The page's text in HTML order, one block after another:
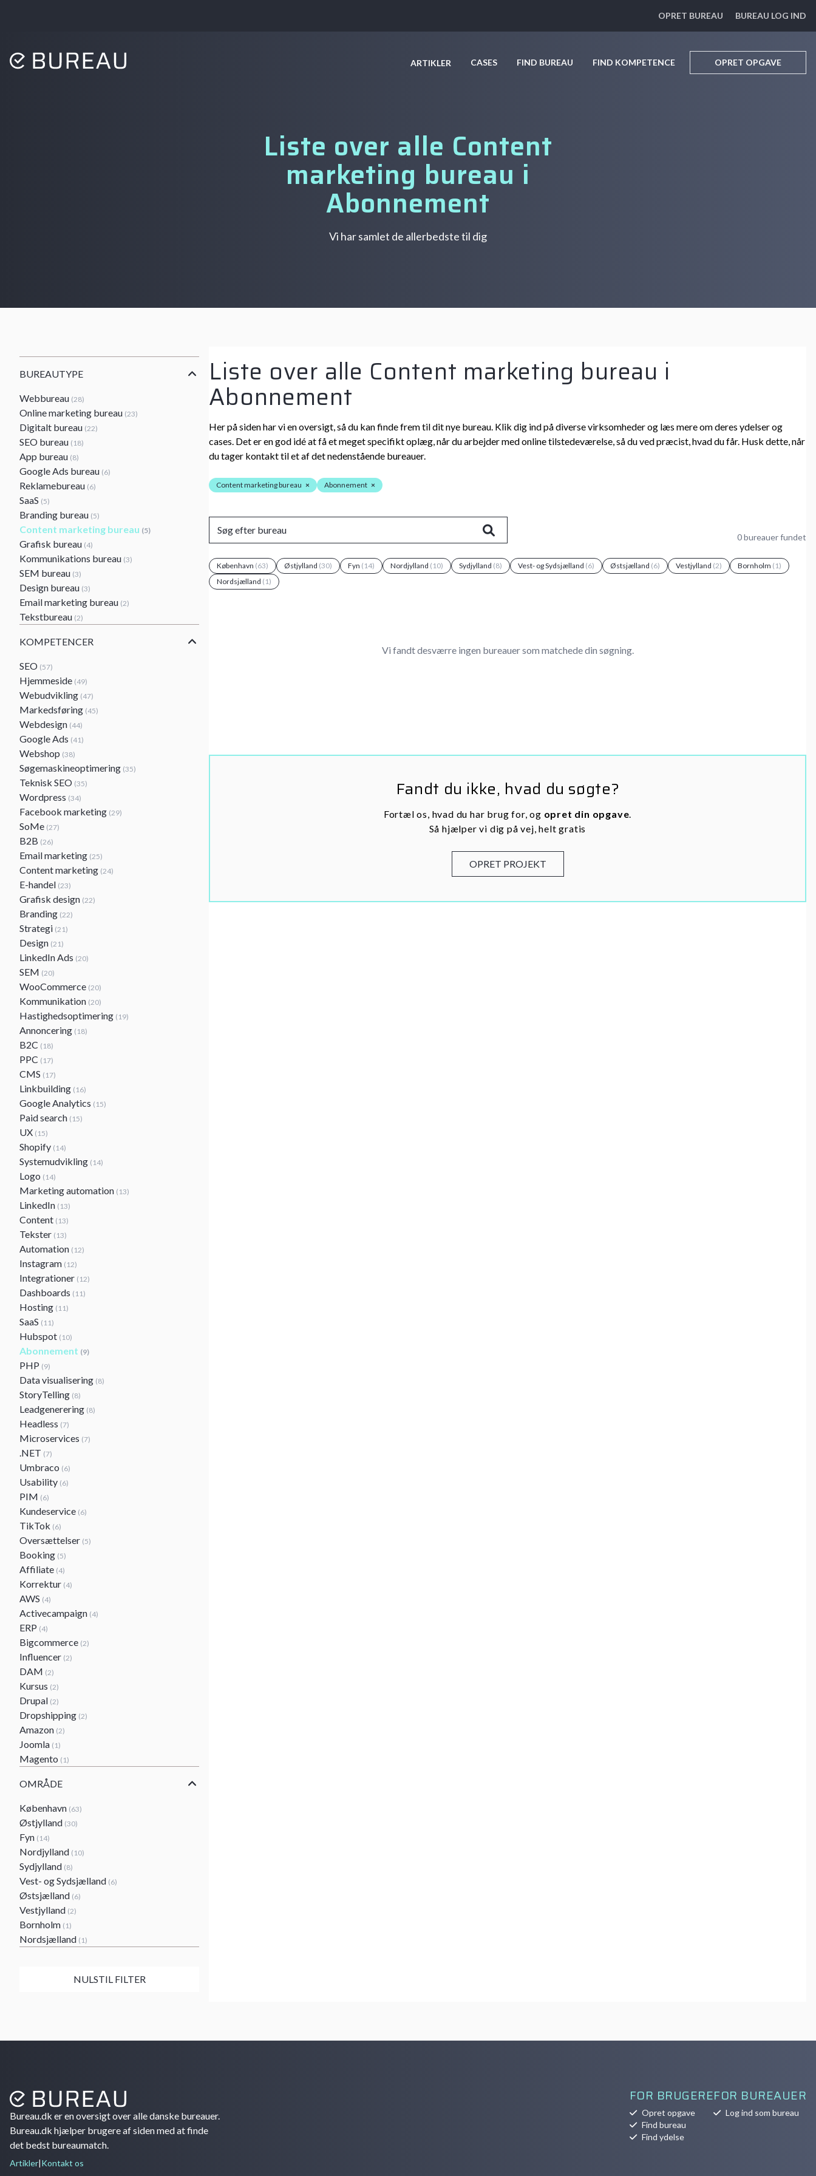
OPRET BUREAU BUREAU LOG IND
ARTIKLER CASES FIND BUREAU FIND KOMPETENCE OPRET OPGAVE
Liste over alle Content
marketing bureau i
Abonnement
Vi har samlet de allerbedste til dig
BUREAUTYPE
Webbureau (28)
Online marketing bureau (23)
Digitalt bureau (22)
SEO bureau (18)
App bureau (8)
Google Ads bureau (6)
Reklamebureau (6)
SaaS (5)
Branding bureau (5)
Content marketing bureau (5)
Grafisk bureau (4)
Kommunikations bureau (3)
SEM bureau (3)
Design bureau (3)
Email marketing bureau (2)
Tekstbureau (2)
KOMPETENCER
SEO (57)
Hjemmeside (49)
Webudvikling (47)
Markedsføring (45)
Webdesign (44)
Google Ads (41)
Webshop (38)
Søgemaskineoptimering (35)
Teknisk SEO (35)
Wordpress (34)
Facebook marketing (29)
SoMe (27)
B2B (26)
Email marketing (25)
Content marketing (24)
E-handel (23)
Grafisk design (22)
Branding (22)
Strategi (21)
Design (21)
LinkedIn Ads (20)
SEM (20)
WooCommerce (20)
Kommunikation (20)
Hastighedsoptimering (19)
Annoncering (18)
B2C (18)
PPC (17)
CMS (17)
Linkbuilding (16)
Google Analytics (15)
Paid search (15)
UX (15)
Shopify (14)
Systemudvikling (14)
Logo (14)
Marketing automation (13)
LinkedIn (13)
Content (13)
Tekster (13)
Automation (12)
Instagram (12)
Integrationer (12)
Dashboards (11)
Hosting (11)
SaaS (11)
Hubspot (10)
Abonnement (9)
PHP (9)
Data visualisering (8)
StoryTelling (8)
Leadgenerering (8)
Headless (7)
Microservices (7)
.NET (7)
Umbraco (6)
Usability (6)
PIM (6)
Kundeservice (6)
TikTok (6)
Oversættelser (5)
Booking (5)
Affiliate (4)
Korrektur (4)
AWS (4)
Activecampaign (4)
ERP (4)
Bigcommerce (2)
Influencer (2)
DAM (2)
Kursus (2)
Drupal (2)
Dropshipping (2)
Amazon (2)
Joomla (1)
Magento (1)
OMRÅDE
København (63)
Østjylland (30)
Fyn (14)
Nordjylland (10)
Sydjylland (8)
Vest- og Sydsjælland (6)
Østsjælland (6)
Vestjylland (2)
Bornholm (1)
Nordsjælland (1)
NULSTIL FILTER
Liste over alle Content marketing bureau i
Abonnement
Her på siden har vi en oversigt, så du kan finde frem til dit nye bureau. Klik dig ind på diverse virksomheder og læs mere om deres ydelser og
cases. Det er en god idé at få et meget specifikt oplæg, når du arbejder med online tilstedeværelse, så du ved præcist, hvad du får. Husk dette, når
du tager kontakt til et af det nedenstående bureauer.
Content marketing bureau × Abonnement ×
0 bureauer fundet
København (63) Østjylland (30) Fyn (14) Nordjylland (10) Sydjylland (8) Vest- og Sydsjælland (6) Østsjælland (6) Vestjylland (2) Bornholm (1)
Nordsjælland (1)
Vi fandt desværre ingen bureauer som matchede din søgning.
Fandt du ikke, hvad du søgte?
Fortæl os, hvad du har brug for, og opret din opgave.
Så hjælper vi dig på vej, helt gratis
OPRET PROJEKT
Bureau.dk er en oversigt over alle danske bureauer.
Bureau.dk hjælper brugere af siden med at finde
det bedst bureaumatch.
Artikler|Kontakt os
FOR BRUGERE
Opret opgave
Find bureau
Find ydelse
FOR BUREAUER
Log ind som bureau